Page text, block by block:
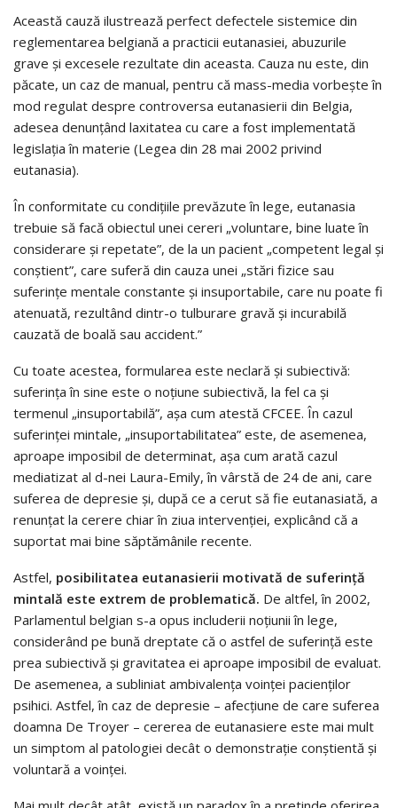
Această cauză ilustrează perfect defectele sistemice din
reglementarea belgiană a practicii eutanasiei, abuzurile
grave și excesele rezultate din aceasta. Cauza nu este, din
păcate, un caz de manual, pentru că mass-media vorbește în
mod regulat despre controversa eutanasierii din Belgia,
adesea denunțând laxitatea cu care a fost implementată
legislația în materie (Legea din 28 mai 2002 privind
eutanasia).
În conformitate cu condițiile prevăzute în lege, eutanasia
trebuie să facă obiectul unei cereri „voluntare, bine luate în
considerare și repetate”, de la un pacient „competent legal și
conștient”, care suferă din cauza unei „stări fizice sau
suferințe mentale constante și insuportabile, care nu poate fi
atenuată, rezultând dintr-o tulburare gravă și incurabilă
cauzată de boală sau accident.”
Cu toate acestea, formularea este neclară și subiectivă:
suferința în sine este o noțiune subiectivă, la fel ca și
termenul „insuportabilă”, așa cum atestă CFCEE. În cazul
suferinței mintale, „insuportabilitatea” este, de asemenea,
aproape imposibil de determinat, așa cum arată cazul
mediatizat al d-nei Laura-Emily, în vârstă de 24 de ani, care
suferea de depresie și, după ce a cerut să fie eutanasiată, a
renunțat la cerere chiar în ziua intervenției, explicând că a
suportat mai bine săptămânile recente.
Astfel, posibilitatea eutanasierii motivată de suferință
mintală este extrem de problematică. De altfel, în 2002,
Parlamentul belgian s-a opus includerii noțiunii în lege,
considerând pe bună dreptate că o astfel de suferință este
prea subiectivă și gravitatea ei aproape imposibil de evaluat.
De asemenea, a subliniat ambivalența voinței pacienților
psihici. Astfel, în caz de depresie – afecțiune de care suferea
doamna De Troyer – cererea de eutanasiere este mai mult
un simptom al patologiei decât o demonstrație conștientă și
voluntară a voinței.